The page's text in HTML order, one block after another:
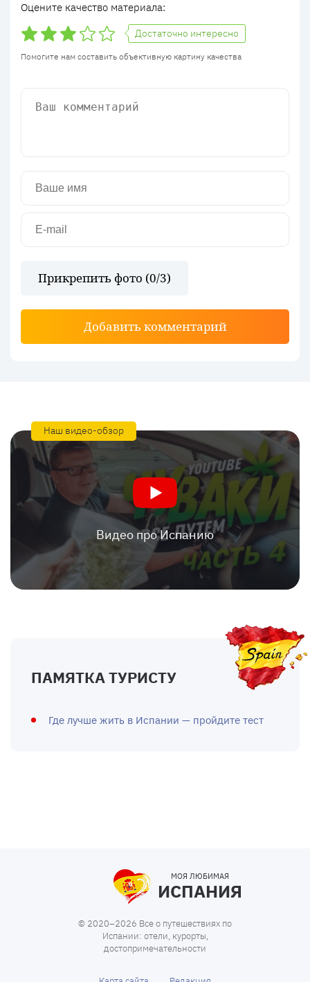
Оцените качество материала:
Достаточно интересно
Помогите нам составить объективную картину качества
Прикрепить фото (0/3)
Добавить комментарий
Наш видео-обзор
Видео про Испанию
ПАМЯТКА ТУРИСТУ
Где лучше жить в Испании — пройдите тест
МОЯ ЛЮБИМАЯ
ИСПАНИЯ
© 2020–2026 Все о путешествиях по
Испании: отели, курорты,
достопримечательности